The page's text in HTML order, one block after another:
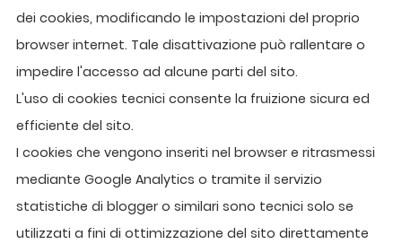
dei cookies, modificando le impostazioni del proprio
browser internet. Tale disattivazione può rallentare o
impedire l'accesso ad alcune parti del sito.
L'uso di cookies tecnici consente la fruizione sicura ed
efficiente del sito.
I cookies che vengono inseriti nel browser e ritrasmessi
mediante Google Analytics o tramite il servizio
statistiche di blogger o similari sono tecnici solo se
utilizzati a fini di ottimizzazione del sito direttamente